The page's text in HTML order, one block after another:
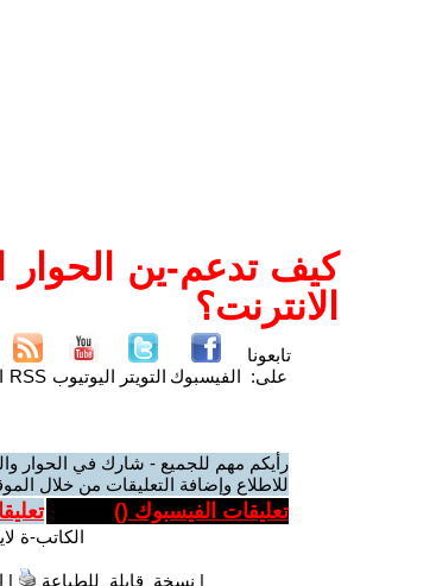
كيف تدعم-ين الحوار
الانترنت؟
تابعونا
على: الفيسبوك التويتر اليوتيوب RSS
رأيكم مهم للجميع - شارك في الحوار
للاطلاع وإضافة التعليقات من خلال
تعليقات الفيسبوك ()
الكاتب-ة
| نسخة قابلة للطباعة |